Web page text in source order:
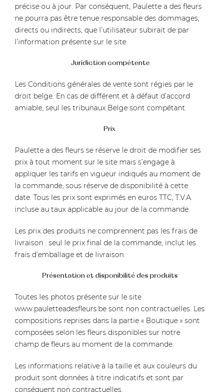
précise ou à jour. Par conséquent, Paulette a des fleurs
ne pourra pas être tenue responsable des dommages,
directs ou indirects, que l’utilisateur subirait de par
l’information présente sur le site.
Juridiction compétente
Les Conditions générales de vente sont régies par le
droit belge. En cas de différent et à défaut d’accord
amiable, seul les tribunaux Belge sont compétant.
Prix
Paulette a des fleurs se réserve le droit de modifier ses
prix à tout moment sur le site mais s’engage à
appliquer les tarifs en vigueur indiqués au moment de
la commande, sous réserve de disponibilité à cette
date. Tous les prix sont exprimés en euros TTC, T.V.A.
incluse au taux applicable au jour de la commande.
Les prix des produits ne comprennent pas les frais de
livraison : seul le prix final de la commande, inclut les
frais d’emballage et de livraison.
Présentation et disponibilité des produits
Toutes les photos présente sur le site
www.pauletteadesfleurs.be sont non contractuelles. Les
compositions reprises dans la partie « Boutique » sont
composées selon les fleurs disponibles sur notre
champ de fleurs au moment de la commande.
Les informations relative à la taille et aux couleurs du
produit sont données à titre indicatifs et sont par
conséquent non contractuelles.